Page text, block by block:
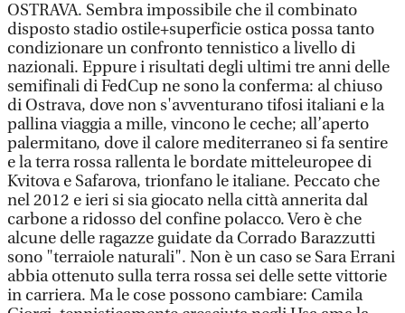
OSTRAVA. Sembra impossibile che il combinato
disposto stadio ostile+superficie ostica possa tanto
condizionare un confronto tennistico a livello di
nazionali. Eppure i risultati degli ultimi tre anni delle
semifinali di FedCup ne sono la conferma: al chiuso
di Ostrava, dove non s'avventurano tifosi italiani e la
pallina viaggia a mille, vincono le ceche; all’aperto
palermitano, dove il calore mediterraneo si fa sentire
e la terra rossa rallenta le bordate mitteleuropee di
Kvitova e Safarova, trionfano le italiane. Peccato che
nel 2012 e ieri si sia giocato nella città annerita dal
carbone a ridosso del confine polacco. Vero è che
alcune delle ragazze guidate da Corrado Barazzutti
sono "terraiole naturali". Non è un caso se Sara Errani
abbia ottenuto sulla terra rossa sei delle sette vittorie
in carriera. Ma le cose possono cambiare: Camila